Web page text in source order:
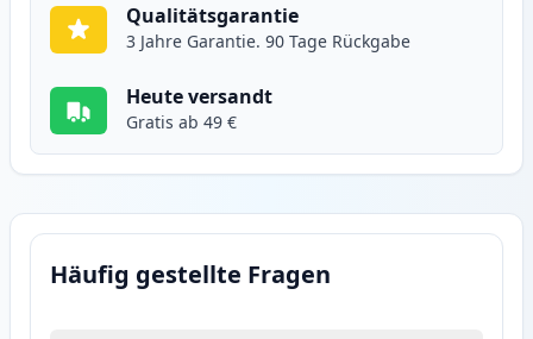
Qualitätsgarantie
3 Jahre Garantie. 90 Tage Rückgabe
Heute versandt
Gratis ab 49 €
Häufig gestellte Fragen